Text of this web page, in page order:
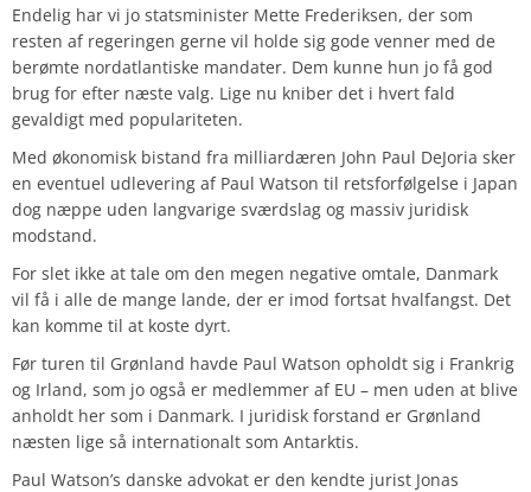
Endelig har vi jo statsminister Mette Frederiksen, der som
resten af regeringen gerne vil holde sig gode venner med de
berømte nordatlantiske mandater. Dem kunne hun jo få god
brug for efter næste valg. Lige nu kniber det i hvert fald
gevaldigt med populariteten.
Med økonomisk bistand fra milliardæren John Paul DeJoria sker
en eventuel udlevering af Paul Watson til retsforfølgelse i Japan
dog næppe uden langvarige sværdslag og massiv juridisk
modstand.
For slet ikke at tale om den megen negative omtale, Danmark
vil få i alle de mange lande, der er imod fortsat hvalfangst. Det
kan komme til at koste dyrt.
Før turen til Grønland havde Paul Watson opholdt sig i Frankrig
og Irland, som jo også er medlemmer af EU – men uden at blive
anholdt her som i Danmark. I juridisk forstand er Grønland
næsten lige så internationalt som Antarktis.
Paul Watson’s danske advokat er den kendte jurist Jonas